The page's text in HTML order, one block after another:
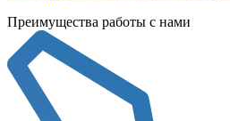
Преимущества работы с нами